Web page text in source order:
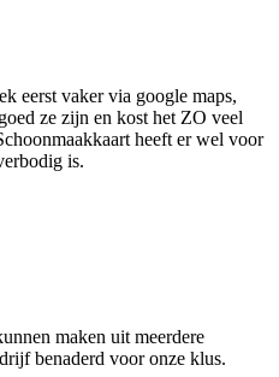
eerst vaker via google maps,
ze zijn en kost het ZO veel
heeft er wel voor
is.
maken uit meerdere
benaderd voor onze klus.